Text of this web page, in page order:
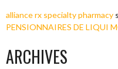
alliance rx specialty pharmacy
PENSIONNAIRES DE LIQUI
ARCHIVES